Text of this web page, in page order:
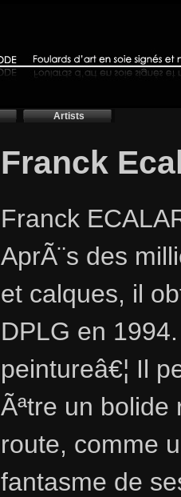
Artists
Franck
Franck
AprÃ¨s des
et calques, il
DPLG en
peintureâ€¦ Il
Ãªtre un
route, comme
fantasme de